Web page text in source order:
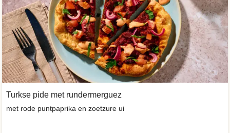
Turkse pide met rundermerguez
met rode puntpaprika en zoetzure ui